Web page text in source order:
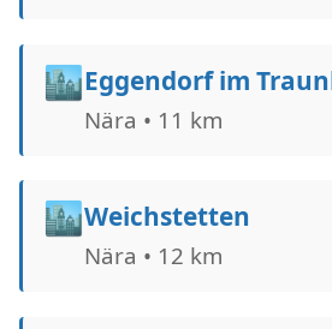
🏙️Eggendorf im
Nära • 11 km
🏙️Weichstetten
Nära • 12 km